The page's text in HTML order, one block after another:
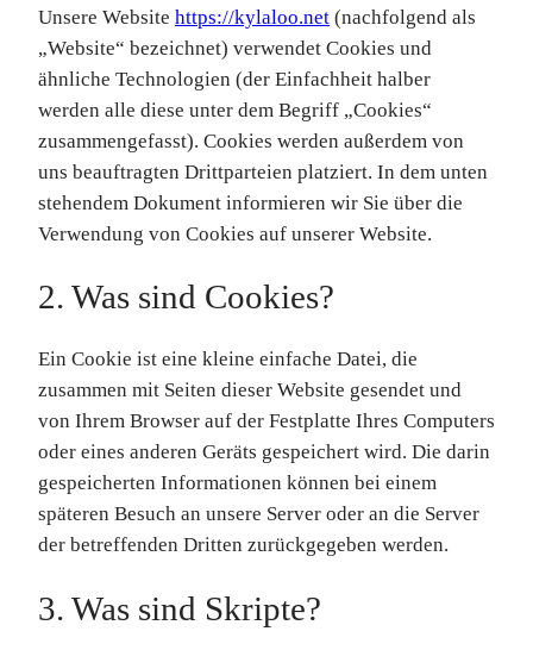
Unsere Website https://kylaloo.net (nachfolgend als
„Website“ bezeichnet) verwendet Cookies und
ähnliche Technologien (der Einfachheit halber
werden alle diese unter dem Begriff „Cookies“
zusammengefasst). Cookies werden außerdem von
uns beauftragten Drittparteien platziert. In dem unten
stehendem Dokument informieren wir Sie über die
Verwendung von Cookies auf unserer Website.
2. Was sind Cookies?
Ein Cookie ist eine kleine einfache Datei, die
zusammen mit Seiten dieser Website gesendet und
von Ihrem Browser auf der Festplatte Ihres Computers
oder eines anderen Geräts gespeichert wird. Die darin
gespeicherten Informationen können bei einem
späteren Besuch an unsere Server oder an die Server
der betreffenden Dritten zurückgegeben werden.
3. Was sind Skripte?